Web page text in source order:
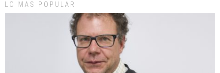
LO MAS POPULAR